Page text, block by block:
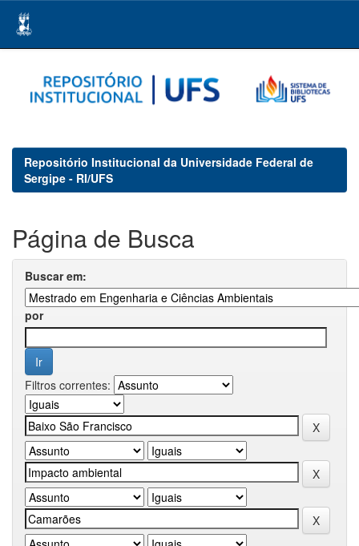
navigation
Repositório Institucional da Universidade Federal de
Sergipe - RI/UFS
Página de Busca
Buscar em:
por
Filtros correntes: